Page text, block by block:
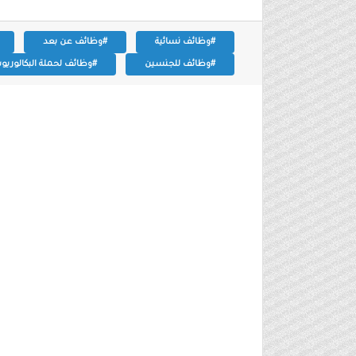
#وظائف نسائية #وظائف عن بعد
#وظائف للجنسين #وظائف لحملة